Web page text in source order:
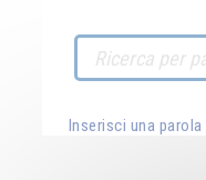
Inserisci una